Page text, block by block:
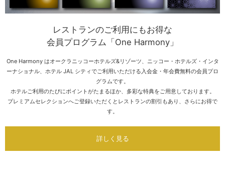
レストランのご利用にもお得な
会員プログラム「One Harmony」
One Harmony はオークラニッコーホテルズ&リゾーツ、
ニッコー・ホテルズ・インタ
ーナショナル、ホテル JAL シティでご利用いただける入会金・年会費無料の会員プロ
グラムです。
ホテルご利用のたびにポイントがたまるほか、多彩な特典をご用意しております。
プレミアムセレクションへご登録いただくとレストランの割引もあり、さらにお得で
す。
詳しく見る